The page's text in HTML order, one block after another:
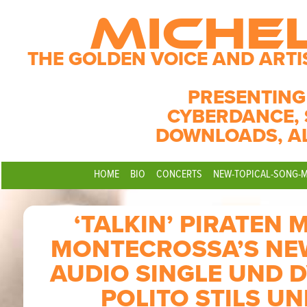
THE GOLDEN VOICE AND
DOWNLOADS,
HOME BIO CONCERTS NEW-TOPICAL-SONG-
‘TALKIN’ PIRATEN
MONTECROSSA’S
AUDIO SINGLE UND
POLITO STILS